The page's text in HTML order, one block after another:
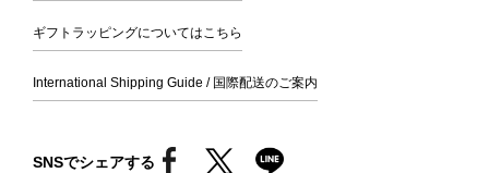
ギフトラッピングについてはこちら
International Shipping Guide / 国際配送のご案内
SNSでシェアする